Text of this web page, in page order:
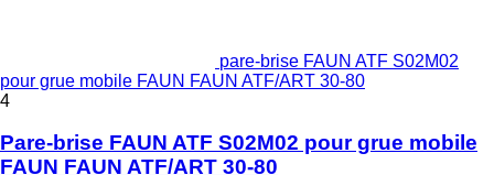
pare-brise FAUN ATF S02M02
pour grue mobile FAUN FAUN ATF/ART 30-80
4
Pare-brise FAUN ATF S02M02 pour grue mobile
FAUN FAUN ATF/ART 30-80